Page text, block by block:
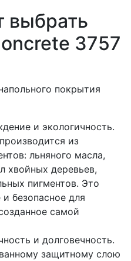
выбрать
3757
покрытия
и экологичность.
из
льняного масла,
хвойных деревьев,
пигментов. Это
безопасное для
самой
и долговечность.
защитному слою